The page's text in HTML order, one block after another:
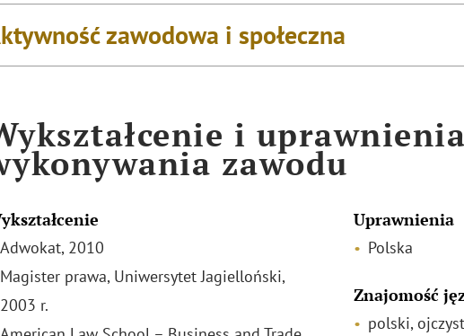
zawodowa i społeczna
i
zawodu
Adwokat, 2010
Magister prawa, Uniwersytet Jagielloński,
2003 r.
Uprawnienia
Polska
Znajomość
polski,